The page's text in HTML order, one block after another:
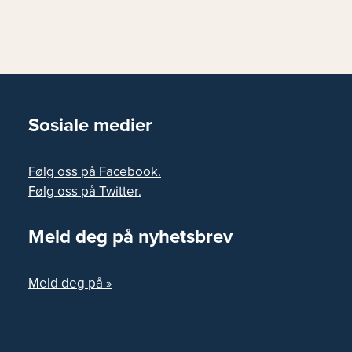
Sosiale medier
Følg oss på Facebook.
Følg oss på Twitter.
Meld deg på nyhetsbrev
Meld deg på »